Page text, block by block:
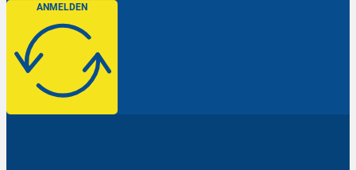
ANMELDEN